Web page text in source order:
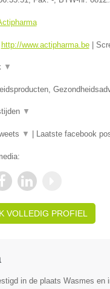
http://www.actipharma.be|
▼
▼
▼ Laatste facebook
VOLLEDIG PROFIEL
in de plaats Wasmes en